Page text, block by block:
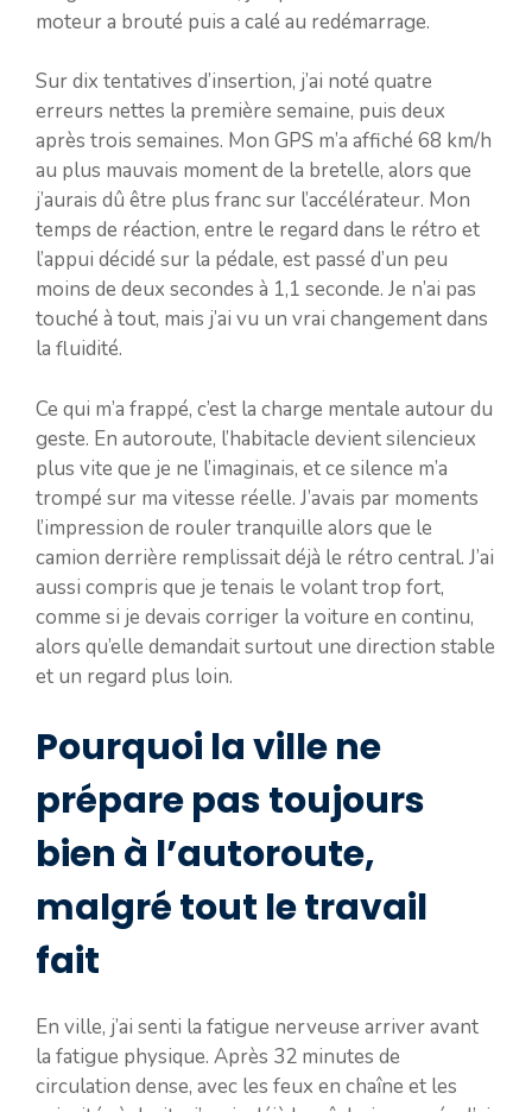
moteur a brouté puis a calé au redémarrage.
Sur dix tentatives d’insertion, j’ai noté quatre
erreurs nettes la première semaine, puis deux
après trois semaines. Mon GPS m’a affiché 68 km/h
au plus mauvais moment de la bretelle, alors que
j’aurais dû être plus franc sur l’accélérateur. Mon
temps de réaction, entre le regard dans le rétro et
l’appui décidé sur la pédale, est passé d’un peu
moins de deux secondes à 1,1 seconde. Je n’ai pas
touché à tout, mais j’ai vu un vrai changement dans
la fluidité.
Ce qui m’a frappé, c’est la charge mentale autour du
geste. En autoroute, l’habitacle devient silencieux
plus vite que je ne l’imaginais, et ce silence m’a
trompé sur ma vitesse réelle. J’avais par moments
l’impression de rouler tranquille alors que le
camion derrière remplissait déjà le rétro central. J’ai
aussi compris que je tenais le volant trop fort,
comme si je devais corriger la voiture en continu,
alors qu’elle demandait surtout une direction stable
et un regard plus loin.
Pourquoi la ville ne
prépare pas toujours
bien à l’autoroute,
malgré tout le travail
fait
En ville, j’ai senti la fatigue nerveuse arriver avant
la fatigue physique. Après 32 minutes de
circulation dense, avec les feux en chaîne et les